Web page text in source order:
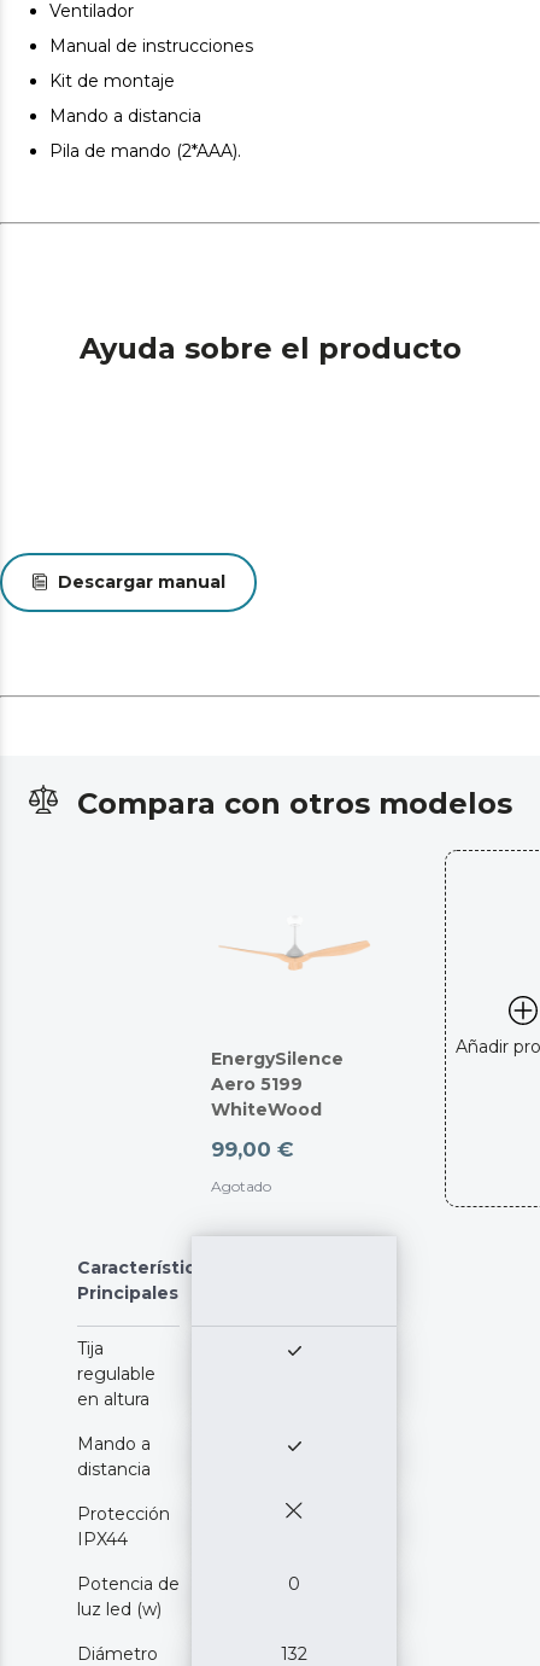
Ventilador
Manual de instrucciones
Kit de montaje
Mando a distancia
Pila de mando (2*AAA).
Ayuda sobre el producto
Descargar manual
Compara con otros modelos
EnergySilence
Aero 5199
WhiteWood
99,00 €
Agotado
Añadir
Características
Principales
Tija
regulable
en altura
Mando a
distancia
Protección
IPX44
Potencia de
luz led (w)
0
Diámetro
132